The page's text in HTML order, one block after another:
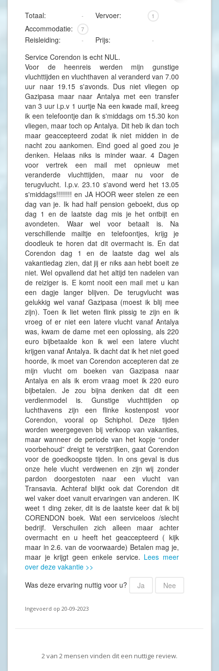
Totaal: - Vervoer: 1
Accommodatie: 7
Reisleiding: - Prijs: -
Service Corendon is echt NUL.
Voor de heenreis werden mijn gunstige
vluchttijden en vluchthaven al veranderd van 7.00
uur naar 19.15 s'avonds. Dus niet vliegen op
Gazipasa maar naar Antalya met een transfer
van 3 uur i.p.v 1 uurtje Na een kwade mail, kreeg
ik een telefoontje dan ik s'middags om 15.30 kon
vliegen, maar toch op Antalya. Dit heb ik dan toch
maar geaccepteerd zodat ik niet midden in de
nacht zou aankomen. Eind goed al goed zou je
denken. Helaas niks is minder waar. 4 Dagen
voor vertrek een mail met opnieuw met
veranderde vluchttijden, maar nu voor de
terugvlucht. I.p.v. 23.10 s'avond werd het 13.05
s'middags!!!!!!!! en JA HOOR weer stelen ze een
dag van je. Ik had half pension geboekt, dus op
dag 1 en de laatste dag mis je het ontbijt en
avondeten. Waar wel voor betaalt is. Na
verschillende mailtje en telefoontjes, krijg je
doodleuk te horen dat dit overmacht is. En dat
Corendon dag 1 en de laatste dag wel als
vakantiedag zien, dat jij er niks aan hebt boeit ze
niet. Wel opvallend dat het altijd ten nadelen van
de reiziger is. E komt nooit een mail met u kan
een dagje langer blijven. De terugvlucht was
gelukkig wel vanaf Gazipasa (moest ik blij mee
zijn). Toen ik liet weten flink pissig te zijn en ik
vroeg of er niet een latere vlucht vanaf Antalya
was, kwam de dame met een oplossing, als 220
euro bijbetaalde kon ik wel een latere vlucht
krijgen vanaf Antalya. Ik dacht dat ik het niet goed
hoorde, ik moet van Corendon accepteren dat ze
mijn vlucht om boeken van Gazipasa naar
Antalya en als ik erom vraag moet ik 220 euro
bijbetalen. Je zou bijna denken dat dit een
verdienmodel is. Gunstige vluchttijden op
luchthavens zijn een flinke kostenpost voor
Corendon, vooral op Schiphol. Deze tijden
worden weergegeven bij verkoop van vakanties,
maar wanneer de periode van het kopje “onder
voorbehoud” dreigt te verstrijken, gaat Corendon
voor de goedkoopste tijden. In ons geval is dus
onze hele vlucht verdwenen en zijn wij zonder
pardon doorgestoten naar een vlucht van
Transavia. Achteraf blijkt ook dat Corendon dit
wel vaker doet vanuit ervaringen van anderen. IK
weet 1 ding zeker, dit is de laatste keer dat ik bij
CORENDON boek. Wat een serviceloos /slecht
bedrijf. Verschuilen zich alleen maar achter
overmacht en u heeft het geaccepteerd ( kijk
maar in 2.6. van de voorwaarde) Betalen mag je,
maar je krijgt geen enkele service. Lees meer
over deze vakantie >>
Was deze ervaring nuttig voor u?
Ja Nee
Ingevoerd op 20-09-2023
2van 2mensen vinden dit een nuttige review.